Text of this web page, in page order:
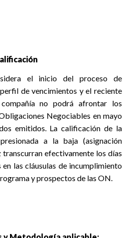
el inicio del proceso de
de vencimientos y el reciente
no podrá afrontar los
Negociables en mayo
emitidos. La calificación de la
a la baja (asignación
transcurran efectivamente los días
las cláusulas de incumplimiento
y prospectos de las ON.